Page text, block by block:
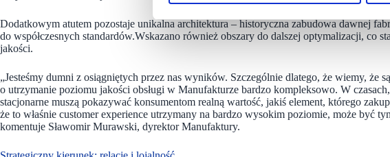
Dodatkowym atutem pozostaje unikalna architektura – historyczna zabudowa dawnej
do współczesnych standardów.Wskazano również obszary do dalszej optymalizacji, co
jakości.
„Jesteśmy dumni z osiągniętych przez nas wyników. Szczególnie dlatego, że wiemy, że
o utrzymanie poziomu jakości obsługi w Manufakturze bardzo kompleksowo. W
stacjonarne muszą pokazywać konsumentom realną wartość, jakiś element, którego
że to właśnie customer experience utrzymany na bardzo wysokim poziomie, może być
komentuje Sławomir Murawski, dyrektor Manufaktury.